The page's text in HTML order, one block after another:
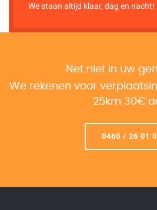
We staan altijd klaar, dag en nacht!
Net niet in uw
We rekenen voor
25km 30€
0460 / 26 01